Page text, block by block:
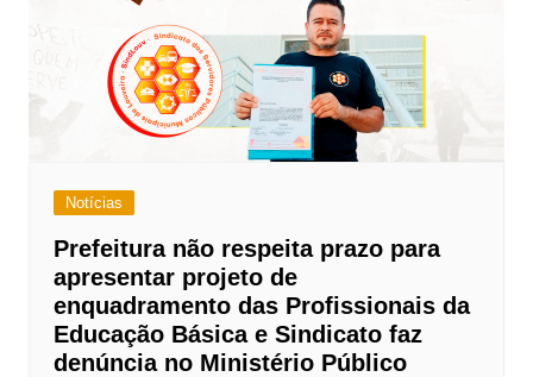
Notícias
Prefeitura não respeita prazo para
apresentar projeto de
enquadramento das Profissionais da
Educação Básica e Sindicato faz
denúncia no Ministério Público